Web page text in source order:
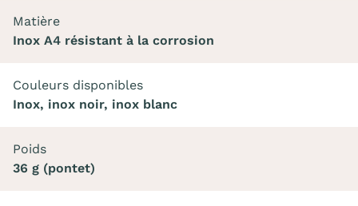
Matière
Inox A4 résistant à la corrosion
Couleurs disponibles
Inox, inox noir, inox blanc
Poids
36 g (pontet)